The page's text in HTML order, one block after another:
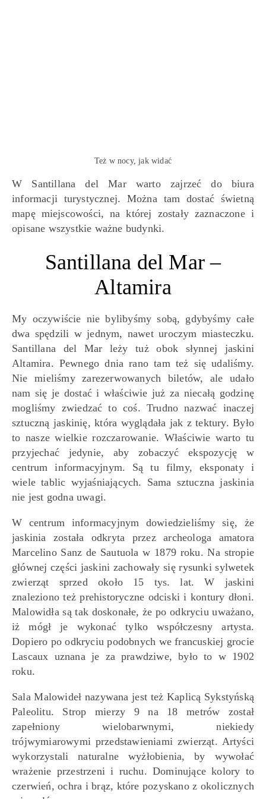
Też w nocy, jak widać
W Santillana del Mar warto zajrzeć do biura
informacji turystycznej. Można tam dostać świetną
mapę miejscowości, na której zostały zaznaczone i
opisane wszystkie ważne budynki.
Santillana del Mar –
Altamira
My oczywiście nie bylibyśmy sobą, gdybyśmy całe
dwa spędzili w jednym, nawet uroczym miasteczku.
Santillana del Mar leży tuż obok słynnej jaskini
Altamira. Pewnego dnia rano tam też się udaliśmy.
Nie mieliśmy zarezerwowanych biletów, ale udało
nam się je dostać i właściwie już za niecałą godzinę
mogliśmy zwiedzać to coś. Trudno nazwać inaczej
sztuczną jaskinię, która wyglądała jak z tektury. Było
to nasze wielkie rozczarowanie. Właściwie warto tu
przyjechać jedynie, aby zobaczyć ekspozycję w
centrum informacyjnym. Są tu filmy, eksponaty i
wiele tablic wyjaśniających. Sama sztuczna jaskinia
nie jest godna uwagi.
W centrum informacyjnym dowiedzieliśmy się, że
jaskinia została odkryta przez archeologa amatora
Marcelino Sanz de Sautuola w 1879 roku. Na stropie
głównej części jaskini zachowały się rysunki sylwetek
zwierząt sprzed około 15 tys. lat. W jaskini
znaleziono też prehistoryczne odciski i kontury dłoni.
Malowidła są tak doskonałe, że po odkryciu uważano,
iż mógł je wykonać tylko współczesny artysta.
Dopiero po odkryciu podobnych we francuskiej grocie
Lascaux uznana je za prawdziwe, było to w 1902
roku.
Sala Malowideł nazywana jest też Kaplicą Sykstyńską
Paleolitu. Strop mierzy 9 na 18 metrów został
zapełniony wielobarwnymi, niekiedy
trójwymiarowymi przedstawieniami zwierząt. Artyści
wykorzystali naturalne wyżłobienia, by wywołać
wrażenie przestrzeni i ruchu. Dominujące kolory to
czerwień, ochra i brąz, które pozyskano z okolicznych